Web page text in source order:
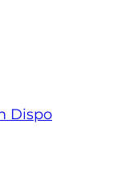
Dispo